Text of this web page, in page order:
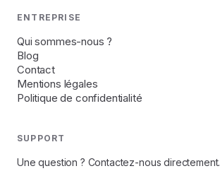
ENTREPRISE
Qui sommes-nous ?
Blog
Contact
Mentions légales
Politique de confidentialité
SUPPORT
Une question ? Contactez-nous directement.